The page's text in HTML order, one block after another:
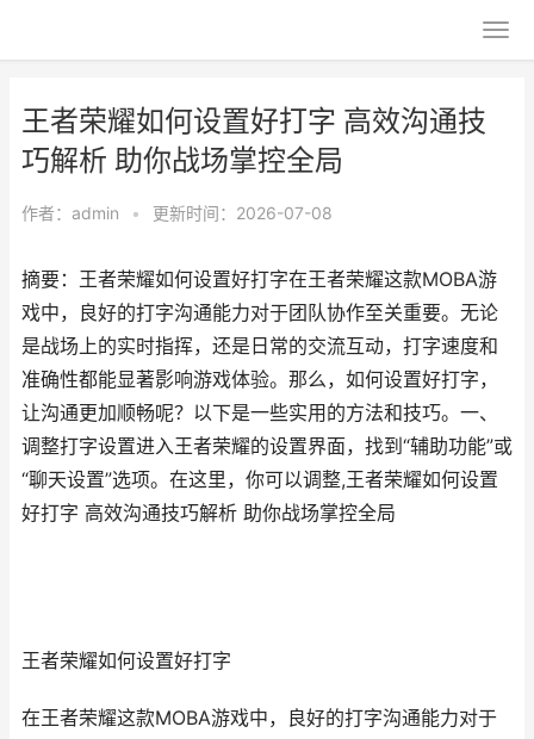
王者荣耀如何设置好打字 高效沟通技
巧解析 助你战场掌控全局
作者： admin • 更新时间：2026-07-08
摘要：王者荣耀如何设置好打字在王者荣耀这款MOBA游
戏中，良好的打字沟通能力对于团队协作至关重要。无论
是战场上的实时指挥，还是日常的交流互动，打字速度和
准确性都能显著影响游戏体验。那么，如何设置好打字，
让沟通更加顺畅呢？以下是一些实用的方法和技巧。一、
调整打字设置进入王者荣耀的设置界面，找到“辅助功能”或
“聊天设置”选项。在这里，你可以调整,王者荣耀如何设置
好打字 高效沟通技巧解析 助你战场掌控全局
王者荣耀如何设置好打字
在王者荣耀这款MOBA游戏中，良好的打字沟通能力对于